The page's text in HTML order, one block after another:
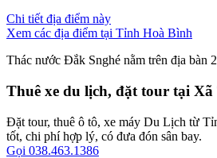
Chi tiết địa điểm này
Xem các địa điểm tại Tỉnh Hoà Bình
Thác nước Đắk Snghé nằm trên địa bàn
Thuê xe du lịch, đặt tour tại
Đặt tour, thuê ô tô, xe máy Du Lịch từ
tốt, chi phí hợp lý, có đưa đón sân bay.
Gọi 038.463.1386